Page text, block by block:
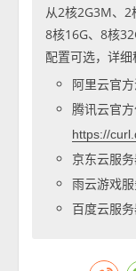
从2核2G3M、2
8核16G、8核
配置可选，详细
阿里云官方
腾讯云官方
https://
京东云服务
雨云游戏服
百度云服务